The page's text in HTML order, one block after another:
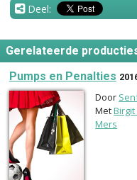
Deel:
Gerelateerde
Pumps en Penalties
Door
Met
Mers